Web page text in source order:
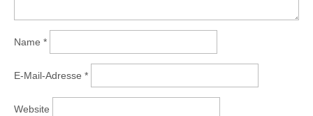
Name *
E-Mail-Adresse *
Website